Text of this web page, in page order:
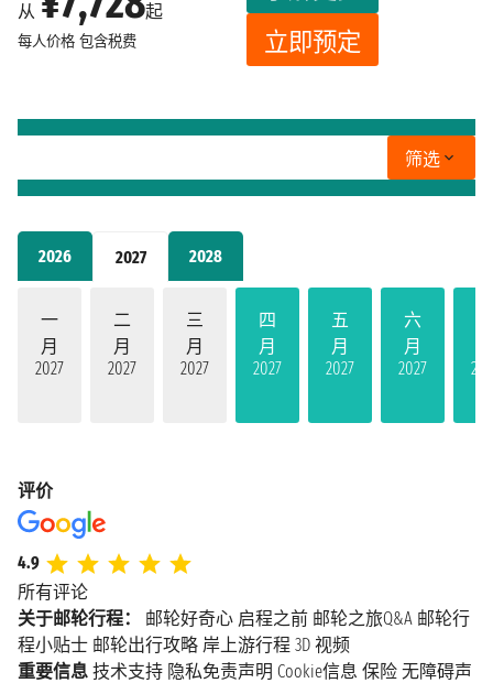
2026 2027 2028
一
月
2027
二
月
2027
三
月
2027
四
月
2027
五
月
2027
六
月
2027
从 起
每人价格 包含税费
立即预定
筛选
评价
4.9
所有评论
关于邮轮行程：
邮轮好奇心 启程之前 邮轮之旅Q&A 邮轮行
程小贴士 邮轮出行攻略 岸上游行程 3D 视频
重要信息 技术支持 隐私免责声明 Cookie信息 保险 无障碍声